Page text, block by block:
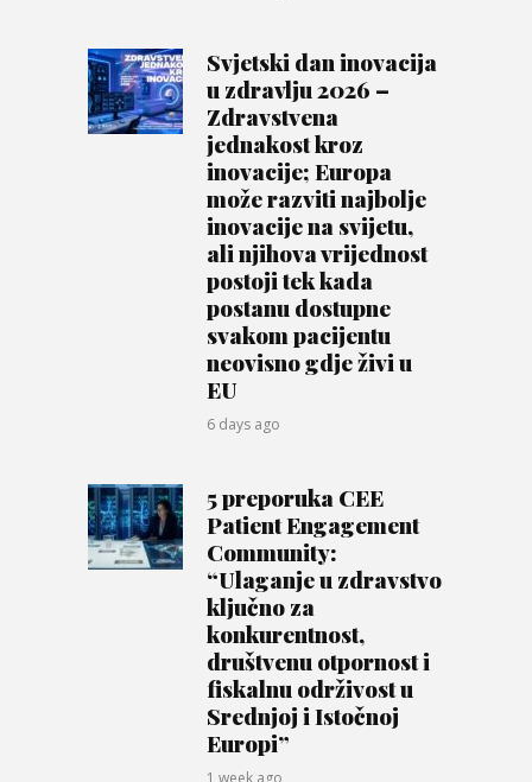
Svjetski dan inovacija
u zdravlju 2026 –
Zdravstvena
jednakost kroz
inovacije; Europa
može razviti najbolje
inovacije na svijetu,
ali njihova vrijednost
postoji tek kada
postanu dostupne
svakom pacijentu
neovisno gdje živi u
EU
6 days ago
5 preporuka CEE
Patient Engagement
Community:
“Ulaganje u zdravstvo
ključno za
konkurentnost,
društvenu otpornost i
fiskalnu održivost u
Srednjoj i Istočnoj
Europi”
1 week ago